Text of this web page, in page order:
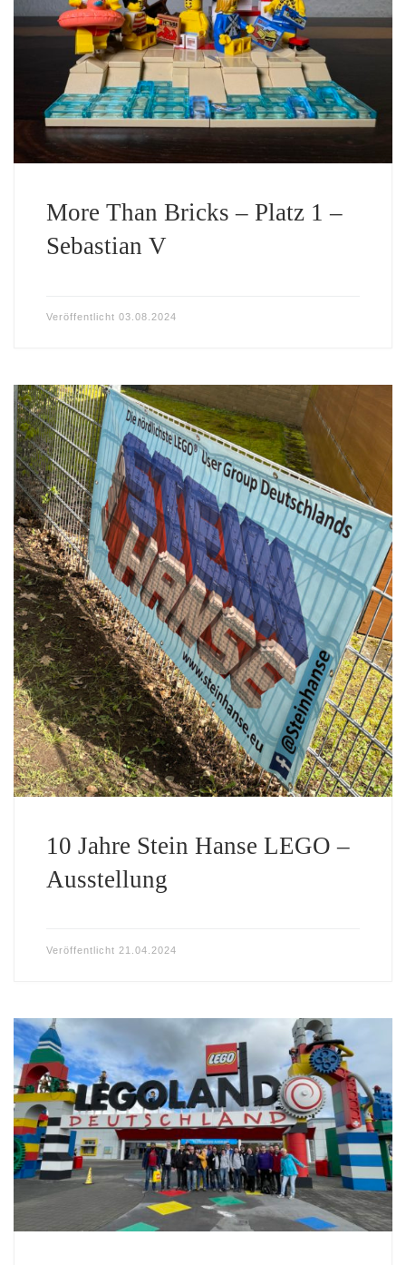
More Than Bricks – Platz 1 –
Sebastian V
Veröffentlicht 03.08.2024
10 Jahre Stein Hanse LEGO –
Ausstellung
Veröffentlicht 21.04.2024